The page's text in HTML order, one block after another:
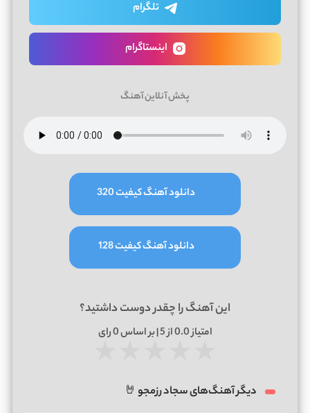
تلگرام
اینستاگرام
پخش آنلاین آهنگ
دانلود آهنگ کیفیت 320
دانلود آهنگ کیفیت 128
این آهنگ را چقدر دوست داشتید؟
امتیاز0.0از 5 | بر اساس 0رای
دیگر آهنگ‌های سجاد رزمجو 🤘